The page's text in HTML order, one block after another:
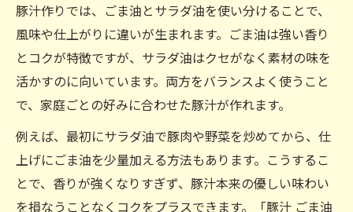
豚汁作りでは、ごま油とサラダ油を使い分けることで、
風味や仕上がりに違いが生まれます。ごま油は強い香り
とコクが特徴ですが、サラダ油はクセがなく素材の味を
活かすのに向いています。両方をバランスよく使うこと
で、家庭ごとの好みに合わせた豚汁が作れます。
例えば、最初にサラダ油で豚肉や野菜を炒めてから、仕
上げにごま油を少量加える方法もあります。こうするこ
とで、香りが強くなりすぎず、豚汁本来の優しい味わい
を損なうことなくコクをプラスできます。「豚汁 ごま油